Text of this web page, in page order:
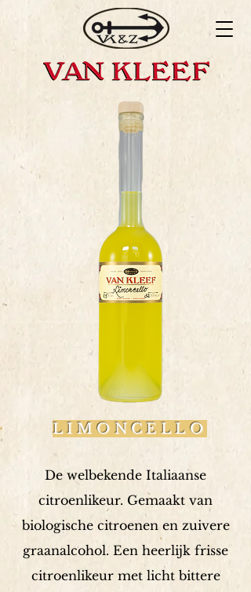
LIMONCELLO
De welbekende Italiaanse
citroenlikeur. Gemaakt van
biologische citroenen en zuivere
graanalcohol. Een heerlijk frisse
citroenlikeur met licht bittere